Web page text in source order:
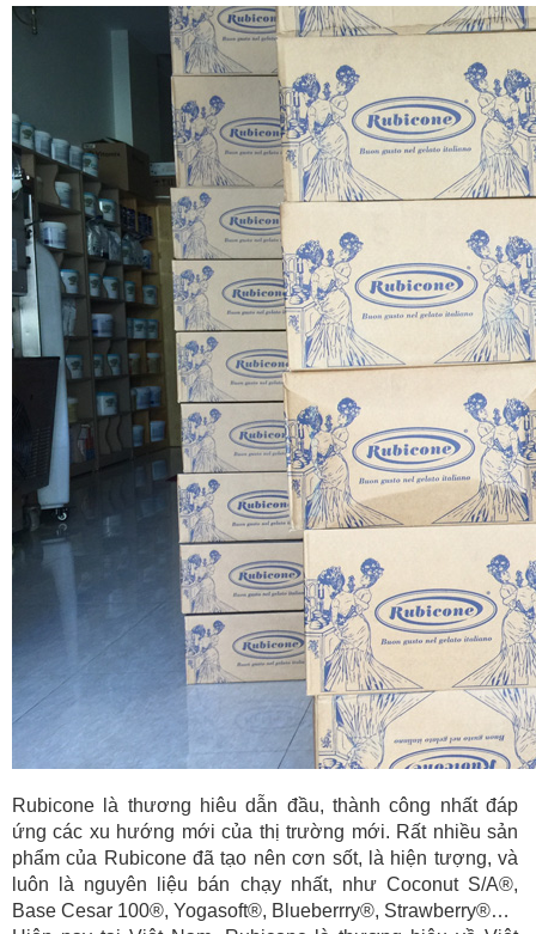
Rubicone là thương hiêu dẫn đầu, thành công nhất đáp
ứng các xu hướng mới của thị trường mới. Rất nhiều sản
phẩm của Rubicone đã tạo nên cơn sốt, là hiện tượng, và
luôn là nguyên liệu bán chạy nhất, như Coconut S/A®,
Base Cesar 100®, Yogasoft®, Blueberrry®, Strawberry®…